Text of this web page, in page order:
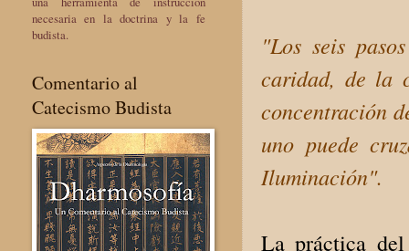
"Los seis
caridad, de la
concentración
uno puede
Iluminación".
La práctica
necesaria en la doctrina y la fe
budista.
Comentario al
Catecismo Budista